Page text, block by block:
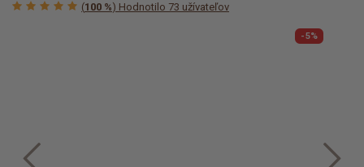
(100 %) Hodnotilo 73 užívateľov
-5%